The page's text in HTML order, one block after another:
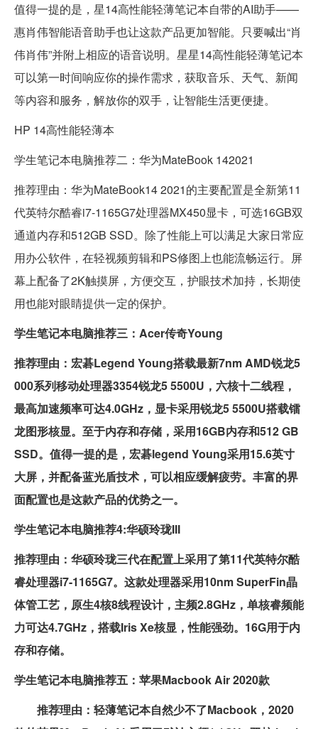
值得一提的是，星14高性能轻薄笔记本自带的AI助手——
惠肖伟智能语音助手也让这款产品更加智能。只要喊出“肖
伟肖伟”并附上相应的语音说明。星星14高性能轻薄笔记本
可以第一时间响应你的操作需求，获取音乐、天气、新闻
等内容和服务，解放你的双手，让智能生活更便捷。
HP 14高性能轻薄本
学生笔记本电脑推荐二：华为MateBook 142021
推荐理由：华为MateBook14 2021的主要配置是全新第11
代英特尔酷睿i7-1165G7处理器MX450显卡，可选16GB双
通道内存和512GB SSD。除了性能上可以满足大家日常应
用办公软件，在轻视频剪辑和PS修图上也能流畅运行。屏
幕上配备了2K触摸屏，方便交互，护眼技术加持，长期使
用也能对眼睛提供一定的保护。
学生笔记本电脑推荐三： Acer传奇Young
推荐理由：宏碁Legend Young搭载最新7nm AMD锐龙5
000系列移动处理器3354锐龙5 5500U，六核十二线程，
最高加速频率可达4.0GHz，显卡采用锐龙5 5500U搭载镭
龙图形核显。至于内存和存储，采用16GB内存和512 GB
SSD。值得一提的是，宏碁legend Young采用15.6英寸
大屏，并配备蓝光盾技术，可以相应缓解疲劳。丰富的界
面配置也是这款产品的优势之一。
学生笔记本电脑推荐4:华硕玲珑III
推荐理由：华硕玲珑三代在配置上采用了第11代英特尔酷
睿处理器i7-1165G7。这款处理器采用10nm SuperFin晶
体管工艺，原生4核8线程设计，主频2.8GHz，单核睿频能
力可达4.7GHz，搭载Iris Xe核显，性能强劲。16G用于内
存和存储。
学生笔记本电脑推荐五：苹果Macbook Air 2020款
推荐理由：轻薄笔记本自然少不了Macbook，2020